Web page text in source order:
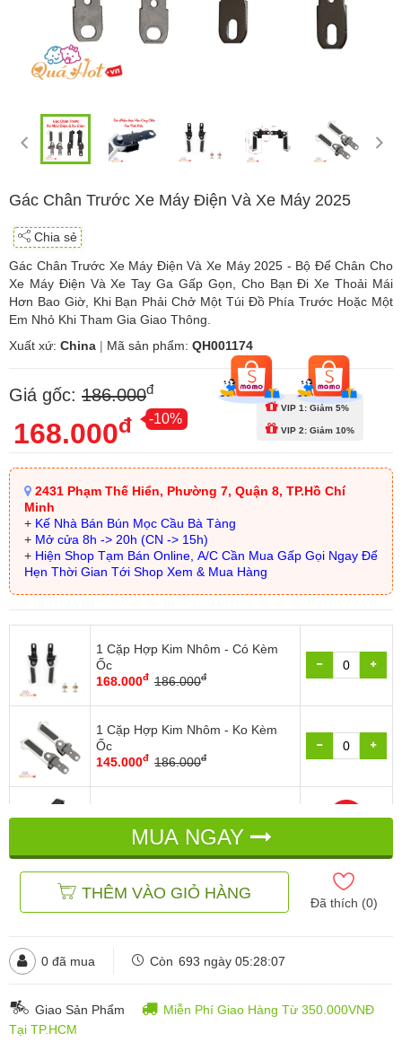
Gác Chân Trước Xe Máy Điện Và Xe Máy 2025
Chia sẻ
Gác Chân Trước Xe Máy Điện Và Xe Máy 2025 - Bộ Để Chân Cho
Xe Máy Điện Và Xe Tay Ga Gấp Gọn, Cho Bạn Đi Xe Thoải Mái
Hơn Bao Giờ, Khi Bạn Phải Chở Một Túi Đồ Phía Trước Hoặc Một
Em Nhỏ Khi Tham Gia Giao Thông.
Xuất xứ: China | Mã sản phẩm: QH001174
Giá gốc: 186.000đ
168.000đ -10%
VIP 1: Giảm 5%
VIP 2: Giảm 10%
2431 Phạm Thế Hiển, Phường 7, Quận 8, TP.Hồ Chí
Minh
+ Kế Nhà Bán Bún Mọc Cầu Bà Tàng
+ Mở cửa 8h -> 20h (CN -> 15h)
+ Hiện Shop Tạm Bán Online, A/C Cần Mua Gấp Gọi Ngay Để
Hẹn Thời Gian Tới Shop Xem & Mua Hàng
1 Cặp Hợp Kim Nhôm - Có Kèm
Ốc
168.000đ 186.000đ
1 Cặp Hợp Kim Nhôm - Ko Kèm
Ốc
145.000đ 186.000đ
1 Cặp - Nhựa Cứng
136.000đ 186.000 đ
MUA NGAY
THÊM VÀO GIỎ HÀNG
Đã thích (0)
0 đã mua Còn 693 ngày 05:28:06
Giao Sản Phẩm
Miễn Phí Giao Hàng Từ 350.000VNĐ
Tại TP.HCM